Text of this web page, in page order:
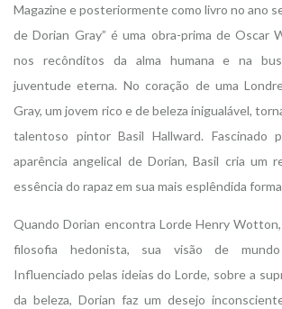
Magazine e posteriormente como livro no ano
de Dorian Gray” é uma obra-prima de Oscar
nos recônditos da alma humana e na
juventude eterna. No coração de uma
Gray, um jovem rico e de beleza inigualável,
talentoso pintor Basil Hallward. Fascinado
aparência angelical de Dorian, Basil cria um
essência do rapaz em sua mais esplêndida
Quando Dorian encontra Lorde Henry
filosofia hedonista, sua visão de
Influenciado pelas ideias do Lorde, sobre a
da beleza, Dorian faz um desejo